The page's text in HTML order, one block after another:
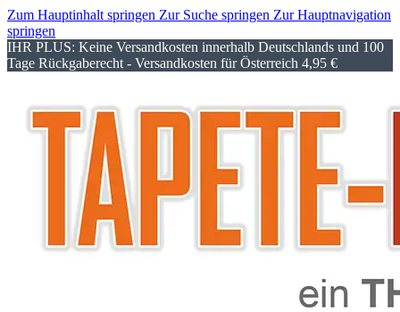
Zum Hauptinhalt springen Zur Suche springen Zur Hauptnavigation
springen
IHR PLUS: Keine Versandkosten innerhalb Deutschlands und 100
Tage Rückgaberecht - Versandkosten für Österreich 4,95 €